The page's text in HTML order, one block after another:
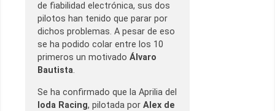
de fiabilidad electrónica, sus dos
pilotos han tenido que parar por
dichos problemas. A pesar de eso
se ha podido colar entre los 10
primeros un motivado Álvaro
Bautista.
Se ha confirmado que la Aprilia del
Ioda Racing, pilotada por Alex de